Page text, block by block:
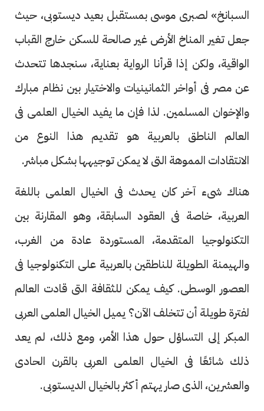
السبانخ» لصبرى موسى بمستقبل بعيد ديستوبى، حيث
جعل تغير المناخ الأرض غير صالحة للسكن خارج القباب
الواقية، ولكن إذا قرأنا الرواية بعناية، سنجدها تتحدث
عن مصر فى أواخر الثمانينيات والاختيار بين نظام مبارك
والإخوان المسلمين. لذا فإن ما يفيد الخيال العلمى فى
العالم الناطق بالعربية هو تقديم هذا النوع من
الانتقادات المموهة التى لا يمكن توجيهها بشكل مباشر.
هناك شىء آخر كان يحدث فى الخيال العلمى باللغة
العربية، خاصة فى العقود السابقة، وهو المقارنة بين
التكنولوجيا المتقدمة، المستوردة عادة من الغرب،
والهيمنة الطويلة للناطقين بالعربية على التكنولوجيا فى
العصور الوسطى. كيف يمكن للثقافة التى قادت العالم
لفترة طويلة أن تتخلف الآن؟ يميل الخيال العلمى العربى
المبكر إلى التساؤل حول هذا الأمر، ومع ذلك، لم يعد
ذلك شائعًا فى الخيال العلمى العربى بالقرن الحادى
والعشرين، الذى صار يهتم أكثر بالخيال الديستوبى.